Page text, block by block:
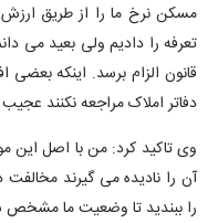
مسکن نرخ ما را از طریق ارزش
تعرفه را دادیم ولی بعید می
قانون الزام برسد. اینکه بعضی
دفاتر املاک مراجعه نکنند
وی تاکید کرد: من با اصل
آن را نادیده می گیرند
را ببندید تا وضعیت ما مشخص